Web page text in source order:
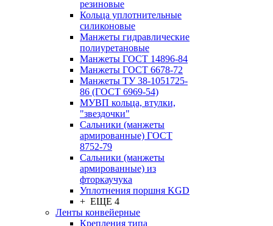
резиновые
Кольца уплотнительные
силиконовые
Манжеты гидравлические
полиуретановые
Манжеты ГОСТ 14896-84
Манжеты ГОСТ 6678-72
Манжеты ТУ 38-1051725-
86 (ГОСТ 6969-54)
МУВП кольца, втулки,
"звездочки"
Сальники (манжеты
армированные) ГОСТ
8752-79
Сальники (манжеты
армированные) из
фторкаучука
Уплотнения поршня KGD
+ ЕЩЕ 4
Ленты конвейерные
Крепления типа